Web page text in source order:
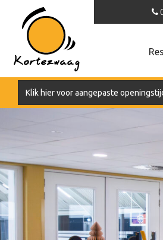
Klik hier voor aangepaste